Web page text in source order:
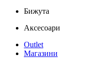
Бижута
Аксесоари
Outlet
Магазини